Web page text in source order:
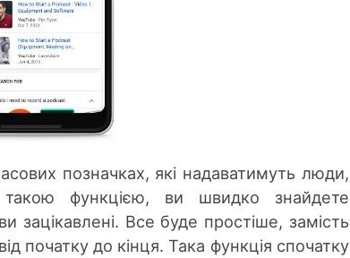
позначках, які надаватимуть люди,
функцією, ви швидко знайдете
зацікавлені. Все буде простіше, замість
початку до кінця. Така функція спочатку